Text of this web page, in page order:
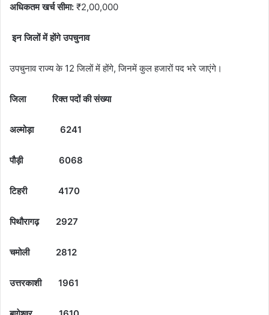
अधिकतम खर्च सीमा: ₹2,00,000
इन जिलों में होंगे उपचुनाव
उपचुनाव राज्य के 12 जिलों में होंगे, जिनमें कुल हजारों पद भरे जाएंगे।
जिला रिक्त पदों की संख्या
अल्मोड़ा 6241
पौड़ी 6068
टिहरी 4170
पिथौरागढ़ 2927
चमोली 2812
उत्तरकाशी 1961